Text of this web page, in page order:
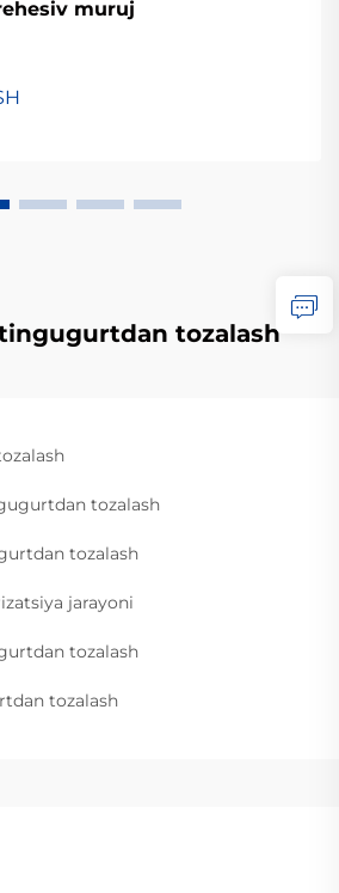
muruj
tozalash
tozalash
tozalash
jarayoni
tozalash
tozalash